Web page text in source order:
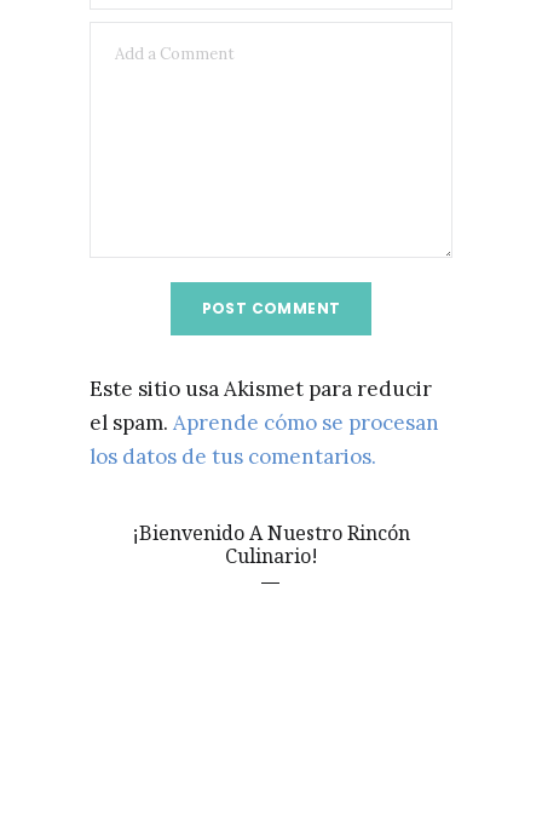
Este sitio usa Akismet para reducir
el spam. Aprende cómo se procesan
los datos de tus comentarios.
¡Bienvenido A Nuestro Rincón
Culinario!